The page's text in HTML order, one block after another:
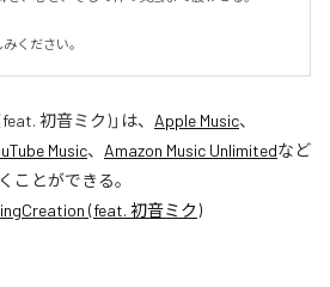
ください。
初音ミク)」は、 Apple Music、
Music、 Amazon Music Unlimitedなど
ことができる。
(feat. 初音ミク)